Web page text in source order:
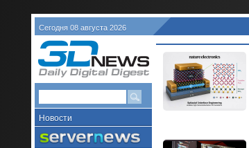
Сегодня 08 августа 2026
Новости